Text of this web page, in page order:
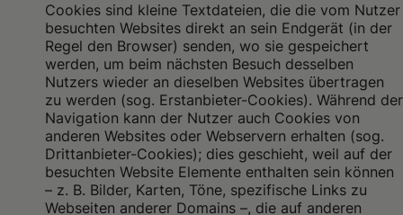
Cookies sind kleine Textdateien, die die vom Nutzer
besuchten Websites direkt an sein Endgerät (in der
Regel den Browser) senden, wo sie gespeichert
werden, um beim nächsten Besuch desselben
Nutzers wieder an dieselben Websites übertragen
zu werden (sog. Erstanbieter-Cookies). Während der
Navigation kann der Nutzer auch Cookies von
anderen Websites oder Webservern erhalten (sog.
Drittanbieter-Cookies); dies geschieht, weil auf der
besuchten Website Elemente enthalten sein können
– z. B. Bilder, Karten, Töne, spezifische Links zu
Webseiten anderer Domains –, die auf anderen